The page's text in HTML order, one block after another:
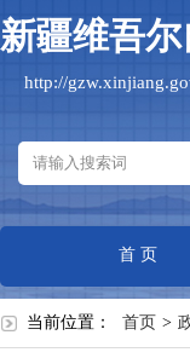
新疆维吾
http://
首 页
当前位置： 首页 >